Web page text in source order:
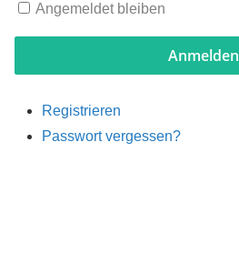
Angemeldet bleiben
Anmelden
Registrieren
Passwort vergessen?